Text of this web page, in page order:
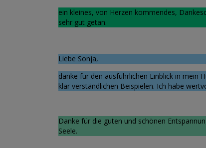
ein kleines, von Herzen kommendes,
sehr gut getan.
Liebe Sonja,
danke für den ausführlichen Einblick in mein
klar verständlichen Beispielen. Ich habe
Danke für die guten und schönen
Seele.